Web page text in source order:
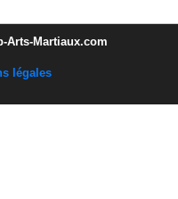
Arts-Martiaux.com
légales